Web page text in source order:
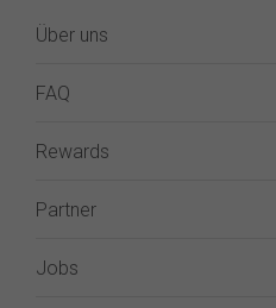
Über uns
FAQ
Rewards
Partner
Jobs